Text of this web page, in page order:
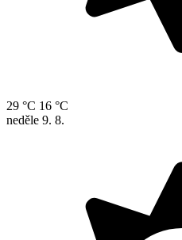
29 °C 16 °C
neděle 9. 8.